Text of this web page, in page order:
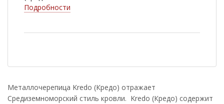
Подробности
Металлочерепица Kredo (Кредо) отражает
Средиземноморский стиль кровли. Kredo (Кредо) содержит